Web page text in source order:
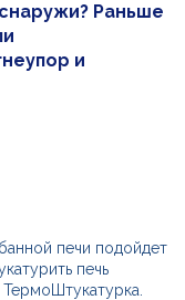
Раньше
и
печи подойдет
печь